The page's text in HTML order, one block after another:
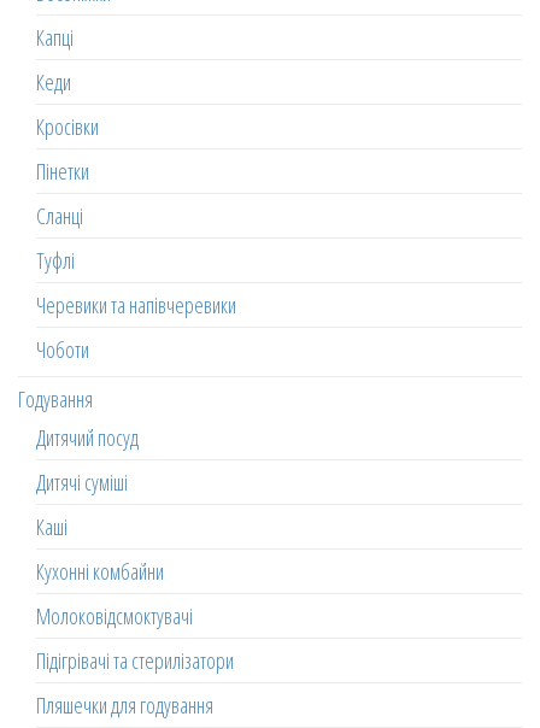
Капці
Кеди
Кросівки
Пінетки
Сланці
Туфлі
Черевики та напівчеревики
Чоботи
Годування
Дитячий посуд
Дитячі суміші
Каші
Кухонні комбайни
Молоковідсмоктувачі
Підігрівачі та стерилізатори
Пляшечки для годування